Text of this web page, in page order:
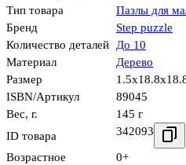
Тип товара
Пазлы для
Бренд
Step puzzle
Количество деталей До 10
Материал
Дерево
Размер
ISBN/Артикул
89045
Вес, г.
145 г
ID товара
342093
Возрастное
0+